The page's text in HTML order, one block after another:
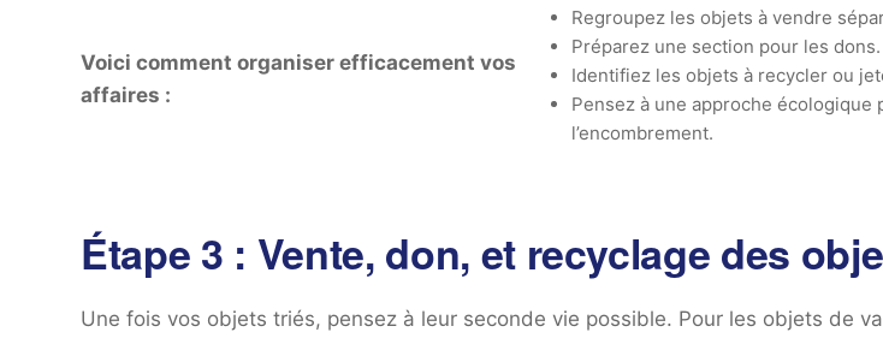
Voici comment organiser efficacement vos
affaires :
Regroupez les objets à vendre
Préparez une section pour les dons.
Identifiez les objets à recycler ou
Pensez à une approche écologique
l’encombrement.
Étape 3 : Vente, don, et recyclage des
Une fois vos objets triés, pensez à leur seconde vie possible. Pour les objets de